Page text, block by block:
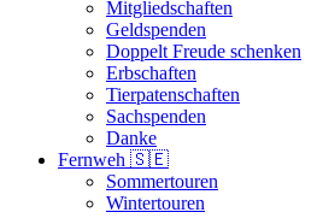
Mitgliedschaften
Geldspenden
Doppelt Freude schenken
Erbschaften
Tierpatenschaften
Sachspenden
Danke
Fernweh 🇸🇪
Sommertouren
Wintertouren